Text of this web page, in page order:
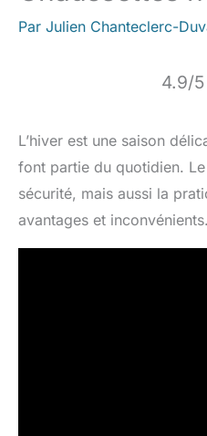
Par Julien Chanteclerc-
4.9/
L’hiver est une saison
font partie du quotidien.
sécurité, mais aussi la
avantages et inconvénients.